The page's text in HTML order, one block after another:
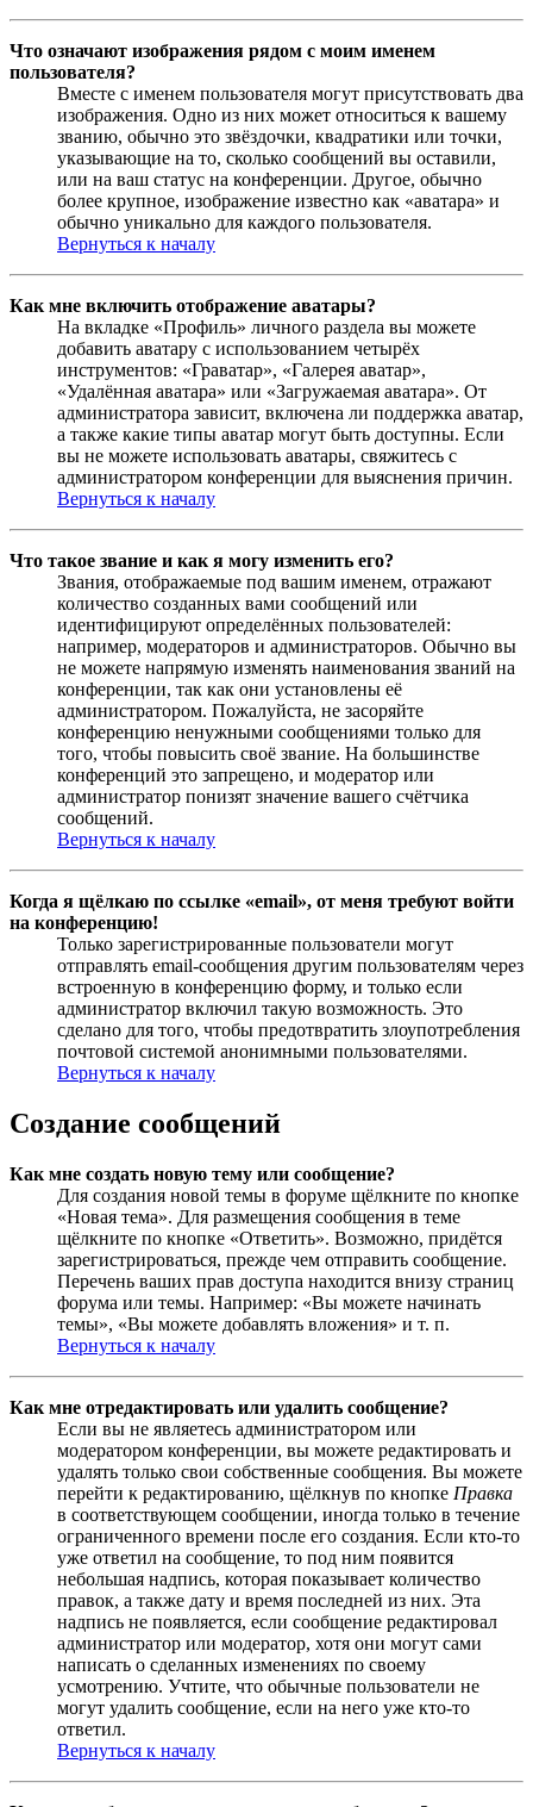
Что означают изображения рядом с моим именем
пользователя?
Вместе с именем пользователя могут присутствовать два
изображения. Одно из них может относиться к вашему
званию, обычно это звёздочки, квадратики или точки,
указывающие на то, сколько сообщений вы оставили,
или на ваш статус на конференции. Другое, обычно
более крупное, изображение известно как «аватара» и
обычно уникально для каждого пользователя.
Вернуться к началу
Как мне включить отображение аватары?
На вкладке «Профиль» личного раздела вы можете
добавить аватару с использованием четырёх
инструментов: «Граватар», «Галерея аватар»,
«Удалённая аватара» или «Загружаемая аватара». От
администратора зависит, включена ли поддержка аватар,
а также какие типы аватар могут быть доступны. Если
вы не можете использовать аватары, свяжитесь с
администратором конференции для выяснения причин.
Вернуться к началу
Что такое звание и как я могу изменить его?
Звания, отображаемые под вашим именем, отражают
количество созданных вами сообщений или
идентифицируют определённых пользователей:
например, модераторов и администраторов. Обычно вы
не можете напрямую изменять наименования званий на
конференции, так как они установлены её
администратором. Пожалуйста, не засоряйте
конференцию ненужными сообщениями только для
того, чтобы повысить своё звание. На большинстве
конференций это запрещено, и модератор или
администратор понизят значение вашего счётчика
сообщений.
Вернуться к началу
Когда я щёлкаю по ссылке «email», от меня требуют войти
на конференцию!
Только зарегистрированные пользователи могут
отправлять email-сообщения другим пользователям через
встроенную в конференцию форму, и только если
администратор включил такую возможность. Это
сделано для того, чтобы предотвратить злоупотребления
почтовой системой анонимными пользователями.
Вернуться к началу
Создание сообщений
Как мне создать новую тему или сообщение?
Для создания новой темы в форуме щёлкните по кнопке
«Новая тема». Для размещения сообщения в теме
щёлкните по кнопке «Ответить». Возможно, придётся
зарегистрироваться, прежде чем отправить сообщение.
Перечень ваших прав доступа находится внизу страниц
форума или темы. Например: «Вы можете начинать
темы», «Вы можете добавлять вложения» и т. п.
Вернуться к началу
Как мне отредактировать или удалить сообщение?
Если вы не являетесь администратором или
модератором конференции, вы можете редактировать и
удалять только свои собственные сообщения. Вы можете
перейти к редактированию, щёлкнув по кнопке Правка
в соответствующем сообщении, иногда только в течение
ограниченного времени после его создания. Если кто-то
уже ответил на сообщение, то под ним появится
небольшая надпись, которая показывает количество
правок, а также дату и время последней из них. Эта
надпись не появляется, если сообщение редактировал
администратор или модератор, хотя они могут сами
написать о сделанных изменениях по своему
усмотрению. Учтите, что обычные пользователи не
могут удалить сообщение, если на него уже кто-то
ответил.
Вернуться к началу